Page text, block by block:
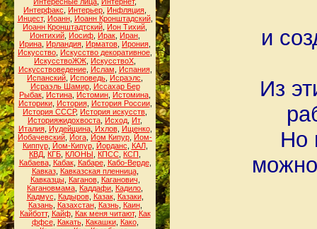
Интерфакс
Интерьер Инфляция
Инцест, Иоанн, Иоанн Кронштадский,
Иоанн Кронштадтский Ион Тихий
Ионтихий Иосиф Ирак Иран
Ирина Ирландия Ирматов Ирония
Искусство Искусство декоративное
ИскусствоЖЖ ИскусствоХ
Искусствоведение, Ислам Испания,
Испанский Исповедь Исраэлс
Исраэль Шамир, Иссахар Бер
Рыбак Истина Истомин Истомина
Историки, История, История России,
История СССР, История искусств
Историяжидохвоста Исход Ит,
Италия, Иудейщина, Ихлов, Ищенко,
Йобачевский Йога Йом Кипур Йом-
Киппур, Йом-Кипур, Йорданс КАЛ,
КВД КГБ КЛОНЫ КПСС КСП
Кабаева, Кабак, Кабаре, Кабо-Верде,
Кавказ, Кавказская пленница,
Кавказцы, Каганов, Каганович
Кагановмама Каддафи Кадило
Кадмус
Кадыров, Казак, Казаки,
Казань, Казахстан, Казнь, Каин,
Кайботт, Кайф, Как меня читают, Как
ффсе, Какать, Какашки, Како,
и
Из
Но